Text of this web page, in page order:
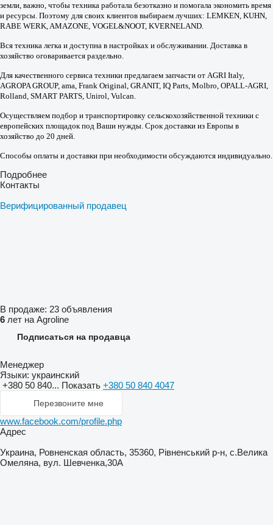
земли, важно, чтобы техника работала безотказно и помогала экономить время
и ресурсы. Поэтому для своих клиентов выбираем лучших: LEMKEN, KUHN,
RABE WERK, AMAZONE, VOGEL&NOOT, KVERNELAND.
Вся техника легка и доступна в настройках и обслуживании. Доставка в
хозяйство оговаривается раздельно.
Для качественного сервиса техники предлагаем запчасти от AGRI Italy,
AGROPA GROUP, ama, Frank Original, GRANIT, IQ Parts, Molbro, OPALL-AGRI,
Rolland, SMART PARTS, Unirol, Vulcan.
Осуществляем подбор и транспортировку сельскохозяйственной техники с
европейских площадок под Ваши нужды. Срок доставки из Европы в
хозяйство до 20 дней.
Способы оплаты и доставки при необходимости обсуждаются индивидуально.
Подробнее
Контакты
Верифицированный продавец
В продаже: 23 объявления
6 лет на Agroline
Подписаться на продавца
Менеджер
Языки: украинский
+380 50 840... Показать +380 50 840 4047
Перезвоните мне
www.facebook.com/profile.php
Адрес
Украина, Ровненская область, 35360, Рівненський р-н, с.Велика
Омеляна, вул. Шевченка,30А